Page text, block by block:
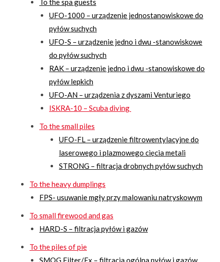
UFO-1000 – urządzenie jednostanowiskowe do
pyłów suchych
UFO-S – urządzenie jedno i dwu -stanowiskowe
do pyłów suchych
RAK – urządzenie jedno i dwu -stanowiskowe do
pyłów lepkich
UFO-AN – urządzenia z dyszami Venturiego
ISKRA-10 – Scuba diving
To the small piles
UFO-FL – urządzenie filtrowentylacyjne do
laserowego i plazmowego cięcia metali
STRONG – filtracja drobnych pyłów suchych
To the heavy dumplings
FPS- usuwanie mgły przy malowaniu natryskowym
To small firewood and gas
HARD-S – filtracja pyłów i gazów
To the piles of pie
SMOG Filter/Ex – filtracja ogólna pyłów i gazów